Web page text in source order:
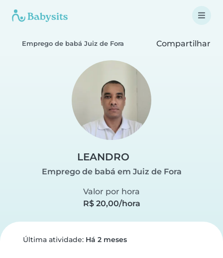
Emprego de babá Juiz de Fora Compartilhar
LEANDRO
Emprego de babá em Juiz de Fora
Valor por hora
R$ 20,00/hora
Última atividade: Há 2 meses